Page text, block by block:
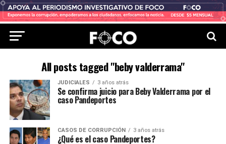
All posts tagged "beby valderrama"
JUDICIALES 3 años atrás
Se confirma juicio para Beby Valderrama por el
caso Pandeportes
CASOS DE CORRUPCIÓN 3 años atrás
¿Qué es el caso Pandeportes?